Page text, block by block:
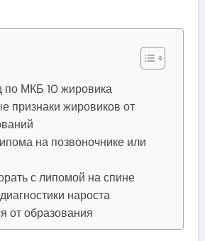
по МКБ 10 жировика
признаки жировиков от
на позвоночнике или
с липомой на спине
нароста
от образования